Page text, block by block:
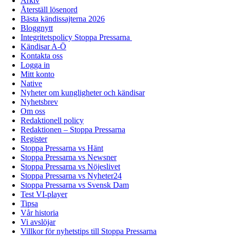
Återställ lösenord
Bästa kändissajterna 2026
Bloggnytt
Integritetspolicy Stoppa Pressarna
Kändisar A-Ö
Kontakta oss
Logga in
Mitt konto
Native
Nyheter om kungligheter och kändisar
Nyhetsbrev
Om oss
Redaktionell policy
Redaktionen – Stoppa Pressarna
Register
Stoppa Pressarna vs Hänt
Stoppa Pressarna vs Newsner
Stoppa Pressarna vs Nöjeslivet
Stoppa Pressarna vs Nyheter24
Stoppa Pressarna vs Svensk Dam
Test VI-player
Tipsa
Vår historia
Vi avslöjar
Villkor för nyhetstips till Stoppa Pressarna